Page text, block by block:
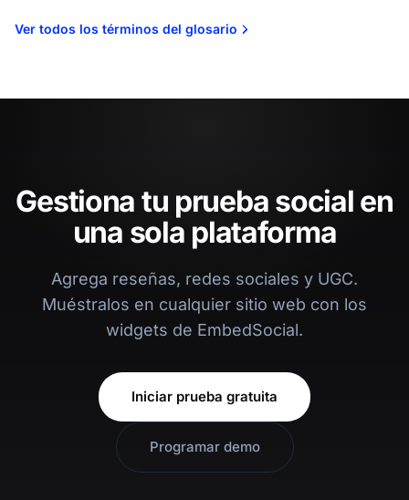
Ver todos los términos del glosario
Gestiona tu prueba social en
una sola plataforma
Agrega reseñas, redes sociales y UGC.
Muéstralos en cualquier sitio web con los
widgets de EmbedSocial.
Iniciar prueba gratuita
Programar demo